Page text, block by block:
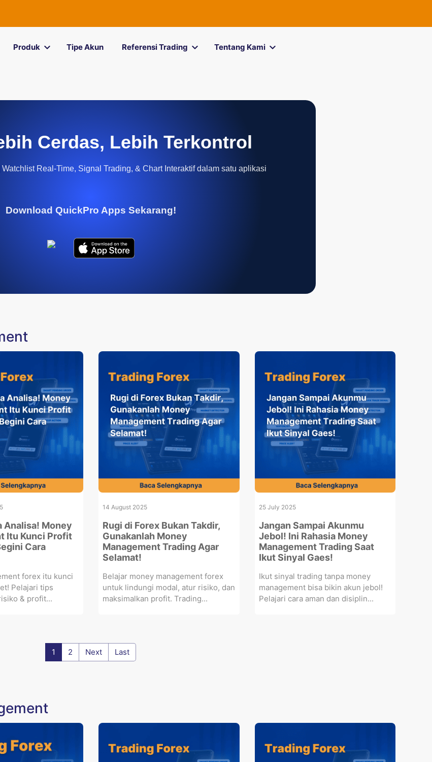
Produk Tipe Akun Referensi Trading Tentang Kami
Cerdas, Lebih Terkontrol
Real-Time, Signal Trading, & Chart Interaktif dalam satu aplikasi
Download QuickPro Apps Sekarang!
Analisa! Money
Itu Kunci Profit
Cara
forex itu kunci
Pelajari tips
& profit...
14 August 2025
Rugi di Forex Bukan Takdir,
Gunakanlah Money
Management Trading Agar
Selamat!
Belajar money management forex
untuk lindungi modal, atur risiko, dan
maksimalkan profit. Trading...
25 July 2025
Jangan Sampai Akunmu
Jebol! Ini Rahasia Money
Management Trading Saat
Ikut Sinyal Gaes!
Ikut sinyal trading tanpa money
management bisa bikin akun jebol!
Pelajari cara aman dan disiplin...
1 2 Next Last